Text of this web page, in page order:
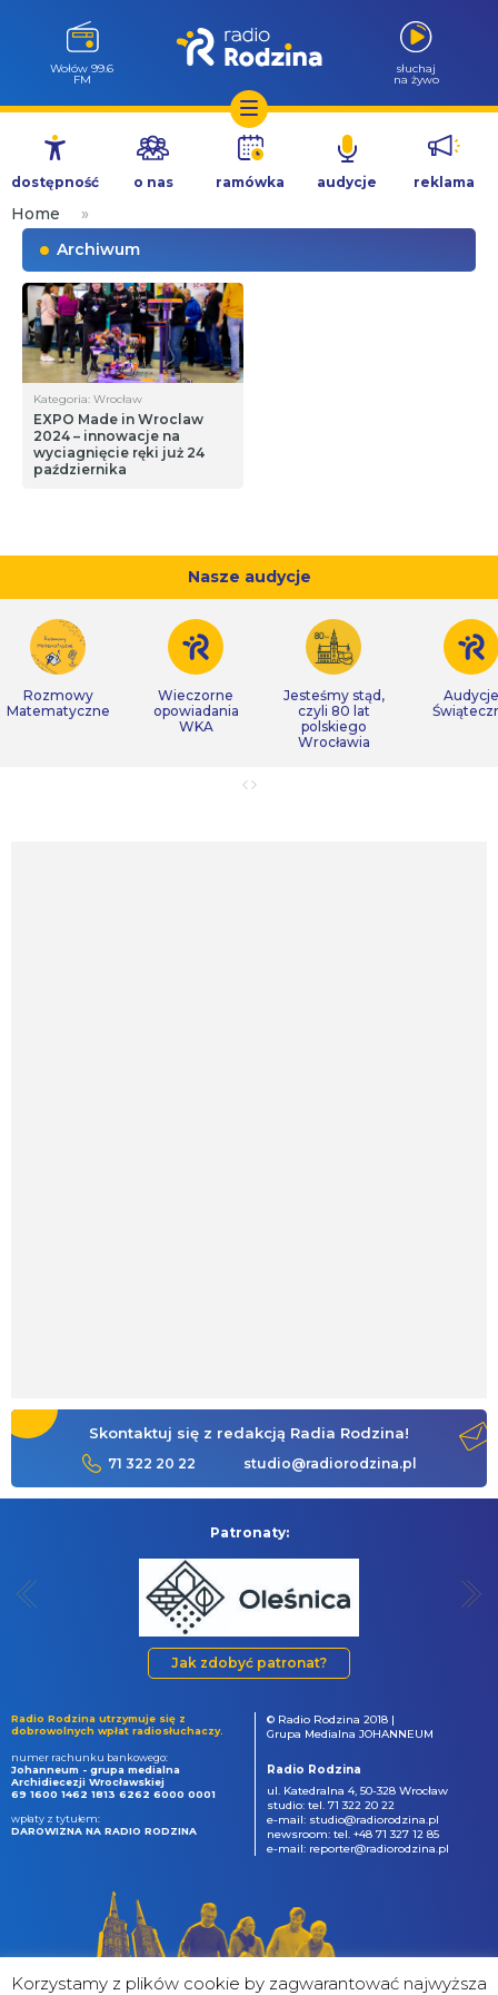
Przejdź
treści
Wołów 99.6
FM
słuchaj
na żywo
dostępność o nas ramówka audycje reklama
Home
»
Archiwum
Kategoria: Wrocław
EXPO Made in Wroclaw
2024 – innowacje na
wyciagnięcie ręki już 24
października
Nasze audycje
Rozmowy
Matematyczne
Wieczorne
opowiadania
WKA
Jesteśmy stąd,
czyli 80 lat
polskiego
Wrocławia
Audycje
Skontaktuj się z redakcją Radia Rodzina!
71 322 20 22 studio@radiorodzina.pl
Patronaty:
Jak zdobyć patronat?
Radio Rodzina utrzymuje się z
dobrowolnych wpłat radiosłuchaczy.
numer rachunku bankowego:
Johanneum - grupa medialna
Archidiecezji Wrocławskiej
69 1600 1462 1813 6262 6000 0001
wpłaty z tytułem:
DAROWIZNA NA RADIO RODZINA
© Radio Rodzina 2018 |
Grupa Medialna JOHANNEUM
Radio Rodzina
ul. Katedralna 4, 50-328 Wrocław
studio: tel. 71 322 20 22
e-mail: studio@radiorodzina.pl
newsroom: tel. +48 71 327 12 85
e-mail: reporter@radiorodzina.pl
Korzystamy z plików cookie by zagwarantować najwyższa